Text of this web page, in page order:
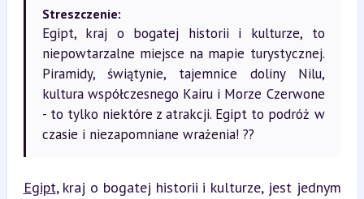
Streszczenie:
Egipt, kraj o bogatej historii i kulturze, to
niepowtarzalne miejsce na mapie turystycznej.
Piramidy, świątynie, tajemnice doliny Nilu,
kultura współczesnego Kairu i Morze Czerwone
- to tylko niektóre z atrakcji. Egipt to podróż w
czasie i niezapomniane wrażenia! ??
Egipt, kraj o bogatej historii i kulturze, jest jednym